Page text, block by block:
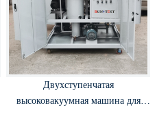
Двухступенчатая
высоковакуумная машина для